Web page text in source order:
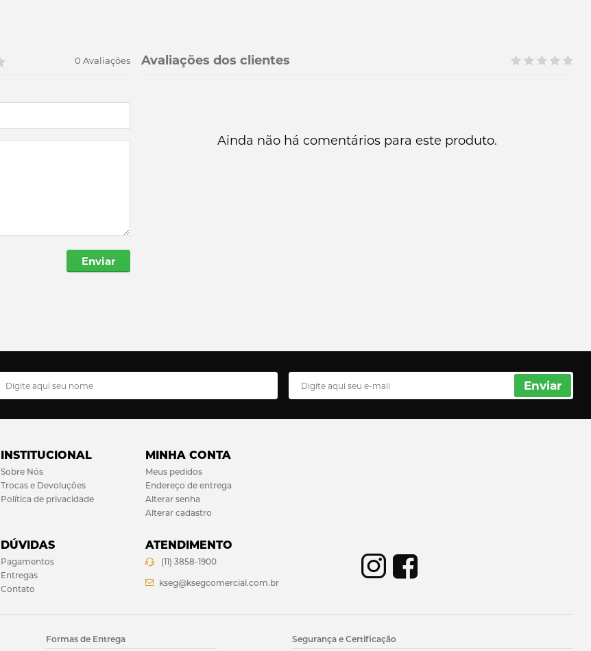
0 Avaliações
Enviar
Avaliações dos clientes
Ainda não há comentários para este produto.
Enviar
INSTITUCIONAL
Sobre Nós
Trocas e Devoluções
Política de privacidade
MINHA CONTA
Meus pedidos
Endereço de entrega
Alterar senha
Alterar cadastro
DÚVIDAS
Pagamentos
Entregas
Contato
ATENDIMENTO
(11) 3858-1900
kseg@ksegcomercial.com.br
Formas de Entrega Segurança e Certificação